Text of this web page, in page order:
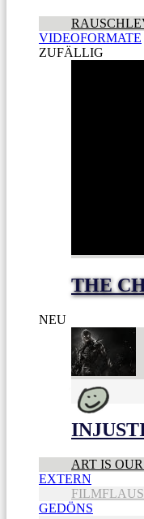
VIDEOFORMATE
ZUFÄLLIG
THE
NEU
ART IS
EXTERN
GEDÖNS